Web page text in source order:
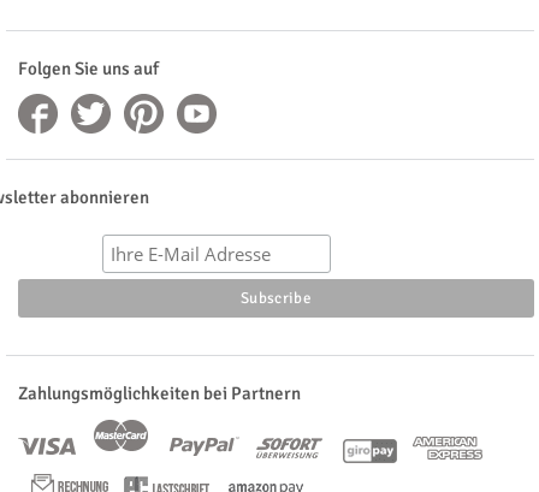
Folgen Sie uns auf
abonnieren
Zahlungsmöglichkeiten bei Partnern